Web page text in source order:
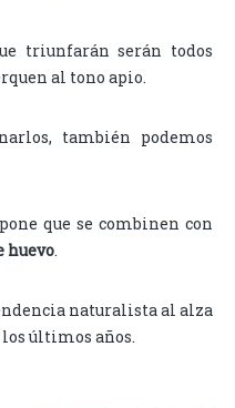
triunfarán serán todos
al tono apio.
también podemos
que se combinen con
huevo.
naturalista al alza
últimos años.